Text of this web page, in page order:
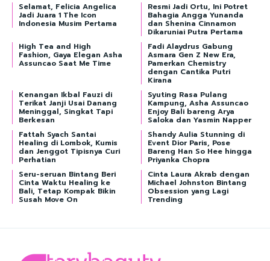
Selamat, Felicia Angelica
Jadi Juara 1 The Icon
Indonesia Musim Pertama
Resmi Jadi Ortu, Ini Potret
Bahagia Angga Yunanda
dan Shenina Cinnamon
Dikaruniai Putra Pertama
High Tea and High
Fashion, Gaya Elegan Asha
Assuncao Saat Me Time
Fadi Alaydrus Gabung
Asmara Gen Z New Era,
Pamerkan Chemistry
dengan Cantika Putri
Kirana
Kenangan Ikbal Fauzi di
Terikat Janji Usai Danang
Meninggal, Singkat Tapi
Berkesan
Syuting Rasa Pulang
Kampung, Asha Assuncao
Enjoy Bali bareng Arya
Saloka dan Yasmin Napper
Fattah Syach Santai
Healing di Lombok, Kumis
dan Jenggot Tipisnya Curi
Perhatian
Shandy Aulia Stunning di
Event Dior Paris, Pose
Bareng Han So Hee hingga
Priyanka Chopra
Seru-seruan Bintang Beri
Cinta Waktu Healing ke
Bali, Tetap Kompak Bikin
Susah Move On
Cinta Laura Akrab dengan
Michael Johnston Bintang
Obsession yang Lagi
Trending